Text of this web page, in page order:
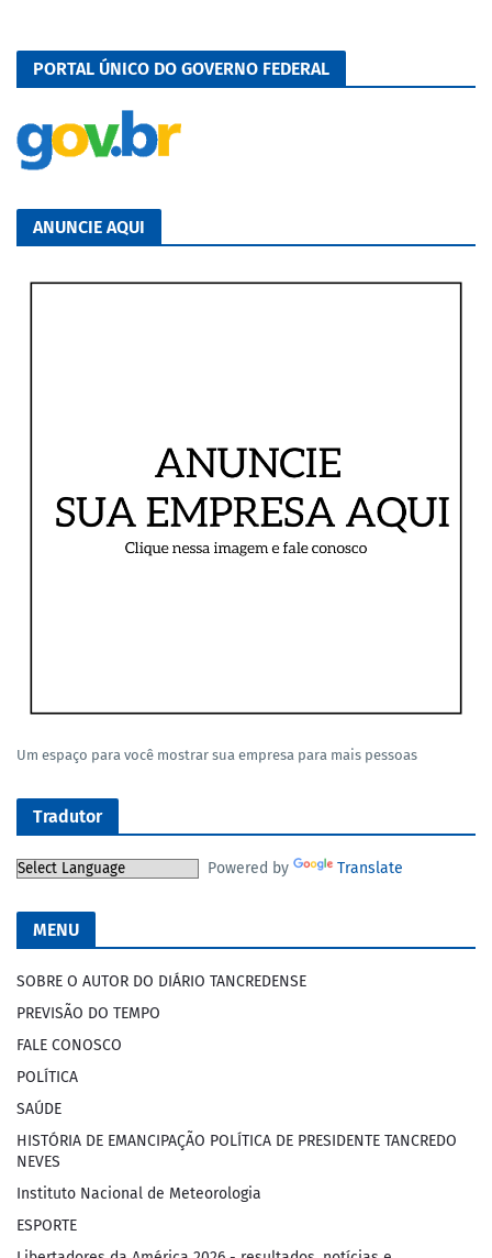
PORTAL ÚNICO DO GOVERNO FEDERAL
ANUNCIE AQUI
Um espaço para você mostrar sua empresa para mais pessoas
Tradutor
Powered by Translate
MENU
SOBRE O AUTOR DO DIÁRIO TANCREDENSE
PREVISÃO DO TEMPO
FALE CONOSCO
POLÍTICA
SAÚDE
HISTÓRIA DE EMANCIPAÇÃO POLÍTICA DE PRESIDENTE TANCREDO
NEVES
Instituto Nacional de Meteorologia
ESPORTE